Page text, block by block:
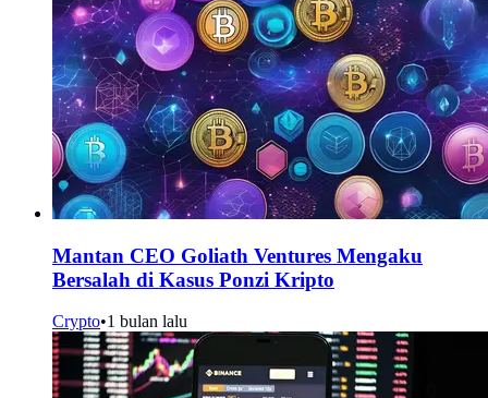
Mantan CEO Goliath Ventures Mengaku
Bersalah di Kasus Ponzi Kripto
Crypto•1 bulan lalu